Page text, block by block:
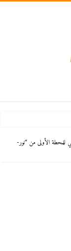
الأولى من “نور-